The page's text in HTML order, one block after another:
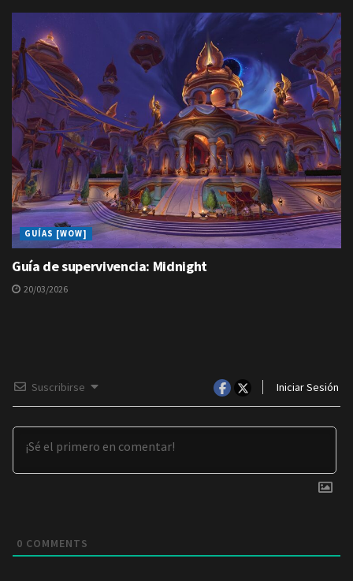
GUÍAS [WOW]
Guía de supervivencia: Midnight
20/03/2026
Suscribirse Iniciar Sesión
0 COMMENTS